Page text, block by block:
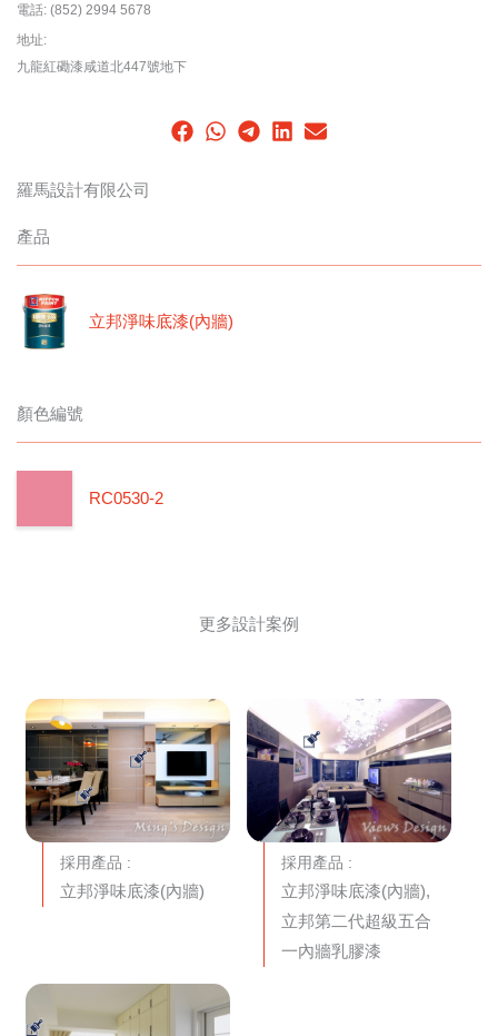
電話: (852) 2994 5678
地址:
九龍紅磡漆咸道北447號地下
羅馬設計有限公司
產品
立邦淨味底漆(內牆)
顏色編號
RC0530-2
更多設計案例
採用產品 :
立邦淨味底漆(內牆)
採用產品 :
立邦淨味底漆(內牆),
立邦第二代超級五合
一內牆乳膠漆